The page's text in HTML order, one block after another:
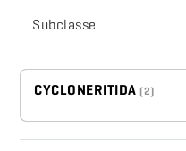
Subclasse
CYCLONERITIDA (2)